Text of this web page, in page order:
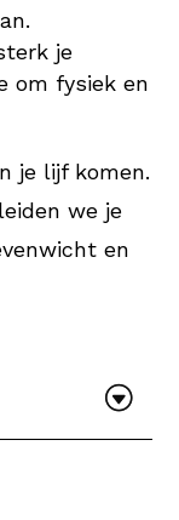
je
om fysiek en
je lijf komen.
we je
en